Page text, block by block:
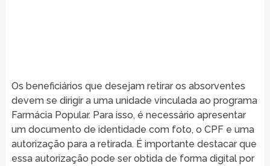
Os beneficiários que desejam retirar os absorventes
devem se dirigir a uma unidade vinculada ao programa
Farmácia Popular. Para isso, é necessário apresentar
um documento de identidade com foto, o CPF e uma
autorização para a retirada. É importante destacar que
essa autorização pode ser obtida de forma digital por